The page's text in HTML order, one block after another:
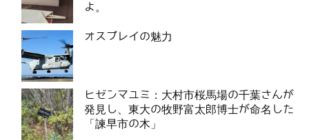
よ。
オスプレイの魅力
ヒゼンマユミ：大村市桜馬場の千葉さんが
発見し、東大の牧野富太郎博士が命名した
「諫早市の木」